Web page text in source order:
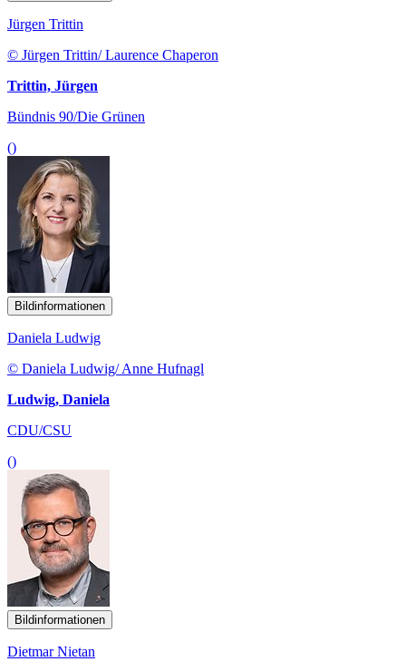
Jürgen Trittin
© Jürgen Trittin/ Laurence Chaperon
Trittin, Jürgen
Bündnis 90/Die Grünen
()
Bildinformationen
Daniela Ludwig
© Daniela Ludwig/ Anne Hufnagl
Ludwig, Daniela
CDU/CSU
()
Bildinformationen
Dietmar Nietan